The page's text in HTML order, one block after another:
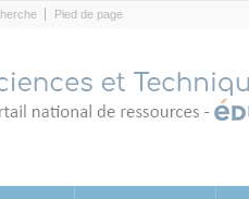
Pied de page